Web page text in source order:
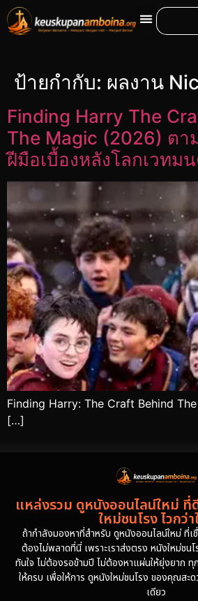
ป้ายกำกับ: ผลงาน
Finding Harry The
The Magic (2026) ตา
ฝีมือเบื้องหลังโลกเวทม
Finding Harry: The Craft Behind
[…]
แหล่งรวม ดูหนังออนไลน์ใหม่
ใหม่ชนโรง ไวกว่า
ถ้ากำลังมองหาที่สำหรับ ดูหนังออนไลน์ใหม่ ที่เ
ต้องไม่พลาดที่นี่ เพราะเราส่งตรง หนังใหม่ชน
ทันใจ ไม่ต้องรอข้ามปี ไม่ต้องหาแผ่นให้ยุ่งยาก ทุ
ให้ครบ เพื่อให้การ ดูหนังใหม่ชนโรง ของคุณสะ
เดียว